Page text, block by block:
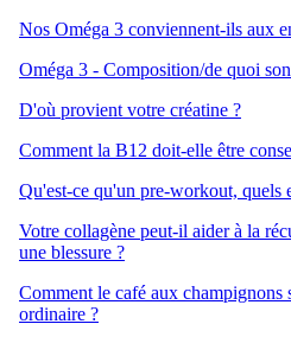
Nos Oméga 3 conviennent-ils aux
Oméga 3 - Composition/de quoi
D'où provient votre créatine ?
Comment la B12 doit-elle être
Qu'est-ce qu'un pre-workout, quels
Votre collagène peut-il aider à la
une blessure ?
Comment le café aux champignons
ordinaire ?